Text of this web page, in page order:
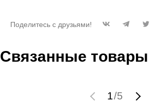
Поделитесь с друзьями!
Связанные товары
1/5